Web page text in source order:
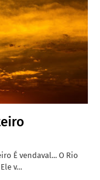
É vendaval... O Rio
v…